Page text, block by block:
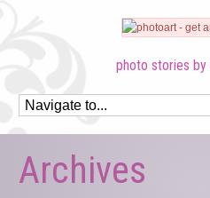
photo stories by
Archives